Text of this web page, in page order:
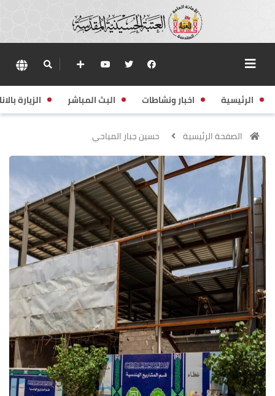
الرئيسية اخبار ونشاطات البث المباشر الزيارة
الصفحة الرئيسية حسين جبار المياحي